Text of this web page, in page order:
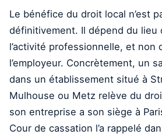
Le bénéfice du droit local n’est
définitivement. Il dépend du lieu
l’activité professionnelle, et non
l’employeur. Concrètement, un
dans un établissement situé à
Mulhouse ou Metz relève du
son entreprise a son siège à
Cour de cassation l’a rappelé